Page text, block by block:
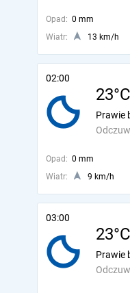
Opad: 0 mm
Wiatr:
13 km/h
02:00
23°C
Prawie
Opad: 0 mm
Wiatr:
9 km/h
03:00
23°C
Prawie